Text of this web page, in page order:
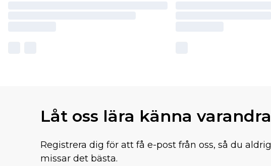
Låt oss lära känna varandra
Registrera dig för att få e-post från oss, så du aldrig
missar det bästa.